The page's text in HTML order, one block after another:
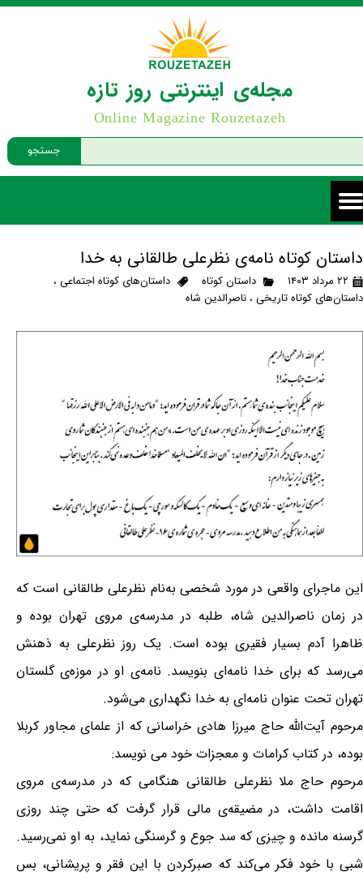
جستجو
مجله‌ی اینترنتی روز تازه
Online Magazine Rouzetazeh
داستان کوتاه نامه‌ی نظرعلی طالقانی به خدا
۲۲ مرداد ۱۴۰۳ داستان کوتاه داستان‌های کوتاه اجتماعی،
داستان‌های کوتاه تاریخی، ناصرالدین شاه
این ماجرای واقعی در مورد شخصی به‌نام نظرعلی طالقانی است که
در زمان ناصرالدین شاه، طلبه در مدرسه‌ی مروی تهران بوده و
ظاهرا آدم بسیار فقیری بوده است. یک روز نظرعلی به ذهنش
می‌رسد که برای خدا نامه‌ای بنویسد. نامه‌ی او در موزه‌ی گلستان
تهران تحت عنوان نامه‌ای به خدا نگهداری می‌شود.
مرحوم آیت‌الله حاج میرزا هادی خراسانی که از علمای مجاور کربلا
بوده، در کتاب کرامات و معجزات خود می نویسد:
مرحوم حاج ملا نظرعلی طالقانی هنگامی که در مدرسه‌ی مروی
اقامت داشت، در مضیقه‌ی مالی قرار گرفت که حتی چند روزی
گرسنه مانده و چیزی که سد جوع و گرسنگی نماید، به او نمی‌رسید.
شبی با خود فکر می‌کند که صبرکردن با این فقر و پریشانی، بس